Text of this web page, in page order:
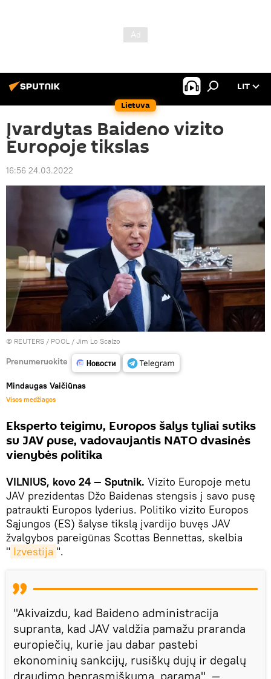
Lietuva
LIT
Įvardytas Baideno vizito
Europoje tikslas
16:56 24.03.2022
© REUTERS / POOL / Jim Lo Scalzo
Prenumeruokite
Mindaugas Vaičiūnas
Visos medžiagos
Eksperto teigimu, Europos šalys tyliai sutiks
su JAV puse, vadovaujantis NATO dvasinės
vienybės politika
VILNIUS, kovo 24 — Sputnik. Vizito Europoje metu
JAV prezidentas Džo Baidenas stengsis į savo pusę
patraukti Europos lyderius. Politiko vizito Europos
Sąjungos (ES) šalyse tikslą įvardijo buvęs JAV
žvalgybos pareigūnas Scottas Bennettas, skelbia
" Izvestija ".
"Akivaizdu, kad Baideno administracija
supranta, kad JAV valdžia pamažu praranda
europiečių, kurie jau dabar pastebi
ekonominių sankcijų, rusiškų dujų ir degalų
draudimo beprasmiškumą, paramą", —